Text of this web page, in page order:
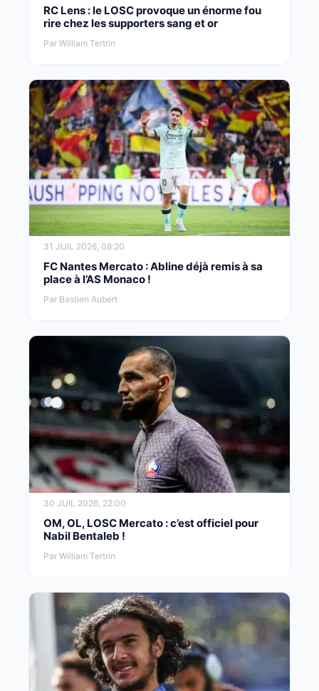
RC Lens : le LOSC provoque un énorme fou
rire chez les supporters sang et or
Par William Tertrin
31 JUIL 2026, 08:20
FC Nantes Mercato : Abline déjà remis à sa
place à l’AS Monaco !
Par Bastien Aubert
30 JUIL 2026, 22:00
OM, OL, LOSC Mercato : c’est officiel pour
Nabil Bentaleb !
Par William Tertrin